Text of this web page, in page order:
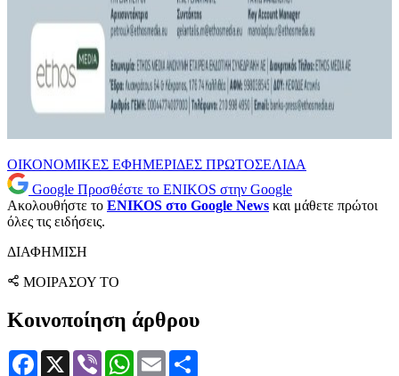
ΟΙΚΟΝΟΜΙΚΕΣ ΕΦΗΜΕΡΙΔΕΣ ΠΡΩΤΟΣΕΛΙΔΑ
Google Προσθέστε το ENIKOS στην Google
Ακολουθήστε το ENIKOS στο Google News και μάθετε πρώτοι
όλες τις ειδήσεις.
ΔΙΑΦΗΜΙΣΗ
ΜΟΙΡΑΣΟΥ ΤΟ
Κοινοποίηση άρθρου
Facebook
X Viber WhatsApp
Email